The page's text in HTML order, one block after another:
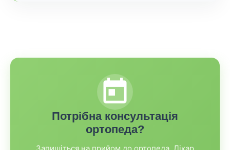
Потрібна консультація
ортопеда?